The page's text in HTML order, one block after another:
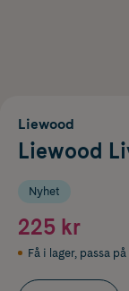
Liewood
Liewood
Nyhet
225 kr
Få i lager, passa